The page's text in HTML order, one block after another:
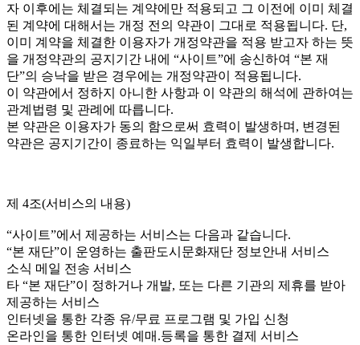
자 이후에는 체결되는 계약에만 적용되고 그 이전에 이미 체결
된 계약에 대해서는 개정 전의 약관이 그대로 적용됩니다. 단,
이미 계약을 체결한 이용자가 개정약관을 적용 받고자 하는 뜻
을 개정약관의 공지기간 내에 “사이트”에 송신하여 “본 재
단”의 승낙을 받은 경우에는 개정약관이 적용됩니다.
이 약관에서 정하지 아니한 사항과 이 약관의 해석에 관하여는
관계법령 및 관례에 따릅니다.
본 약관은 이용자가 동의 함으로써 효력이 발생하며, 변경된
약관은 공지기간이 종료하는 익일부터 효력이 발생합니다.
제 4조(서비스의 내용)
“사이트”에서 제공하는 서비스는 다음과 같습니다.
“본 재단”이 운영하는 출판도시문화재단 정보안내 서비스
소식 메일 전송 서비스
타 “본 재단”이 정하거나 개발, 또는 다른 기관의 제휴를 받아
제공하는 서비스
인터넷을 통한 각종 유/무료 프로그램 및 가입 신청
온라인을 통한 인터넷 예매.등록을 통한 결제 서비스